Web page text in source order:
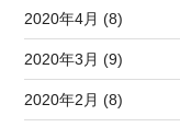
2020年4月 (8)
2020年3月 (9)
2020年2月 (8)